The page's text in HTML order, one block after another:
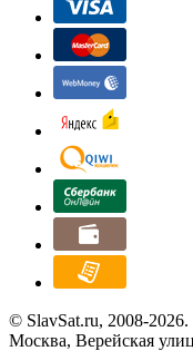
© SlavSat.ru, 2008-
Москва, Верейская